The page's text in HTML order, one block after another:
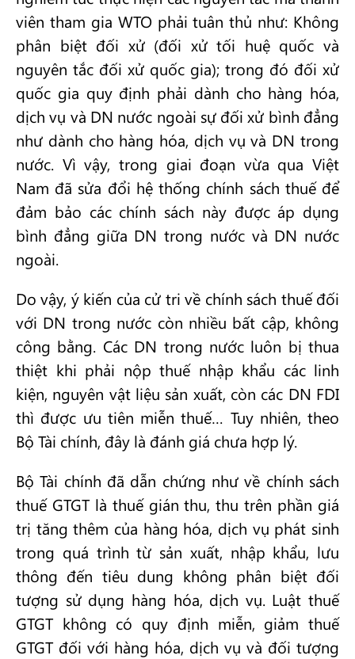
viên tham gia WTO phải tuân thủ như: Không
phân biệt đối xử (đối xử tối huệ quốc và
nguyên tắc đối xử quốc gia); trong đó đối xử
quốc gia quy định phải dành cho hàng hóa,
dịch vụ và DN nước ngoài sự đối xử bình đẳng
như dành cho hàng hóa, dịch vụ và DN trong
nước. Vì vậy, trong giai đoạn vừa qua Việt
Nam đã sửa đổi hệ thống chính sách thuế để
đảm bảo các chính sách này được áp dụng
bình đẳng giữa DN trong nước và DN nước
ngoài.
Do vậy, ý kiến của cử tri về chính sách thuế đối
với DN trong nước còn nhiều bất cập, không
công bằng. Các DN trong nước luôn bị thua
thiệt khi phải nộp thuế nhập khẩu các linh
kiện, nguyên vật liệu sản xuất, còn các DN FDI
thì được ưu tiên miễn thuế… Tuy nhiên, theo
Bộ Tài chính, đây là đánh giá chưa hợp lý.
Bộ Tài chính đã dẫn chứng như về chính sách
thuế GTGT là thuế gián thu, thu trên phần giá
trị tăng thêm của hàng hóa, dịch vụ phát sinh
trong quá trình từ sản xuất, nhập khẩu, lưu
thông đến tiêu dung không phân biệt đối
tượng sử dụng hàng hóa, dịch vụ. Luật thuế
GTGT không có quy định miễn, giảm thuế
GTGT đối với hàng hóa, dịch vụ và đối tượng